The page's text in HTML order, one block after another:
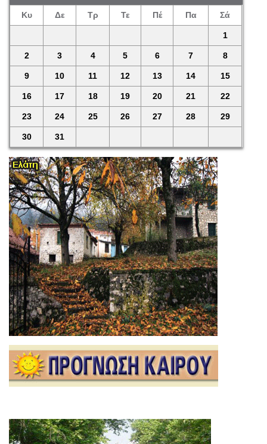
Κυ Δε Τρ Τε Πέ Πα Σά
1
2 3 4 5 6 7 8
9 10 11 12 13 14 15
16 17 18 19 20 21 22
23 24 25 26 27 28 29
30 31